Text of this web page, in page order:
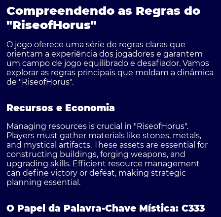
Compreendendo as Regras do
"RiseofHorus"
O jogo oferece uma série de regras claras que
orientam a experiência dos jogadores e garantem
um campo de jogo equilibrado e desafiador. Vamos
explorar as regras principais que moldam a dinâmica
de "RiseofHorus".
Recursos e Economia
Managing resources is crucial in "RiseofHorus".
Players must gather materials like stones, metals,
and mystical artifacts. These assets are essential for
constructing buildings, forging weapons, and
upgrading skills. Efficient resource management
can define victory or defeat, making strategic
planning essential.
O Papel da Palavra-Chave Mística: C333